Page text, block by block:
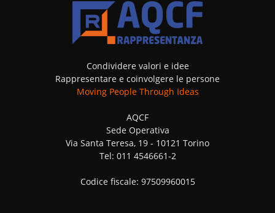
Condividere valori e idee
Rappresentare e coinvolgere le persone
Moving People Through Ideas
AQCF
Sede Operativa
Via Santa Teresa, 19 - 10121 Torino
Tel: 011 4546661-2
Codice fiscale: 97509960015